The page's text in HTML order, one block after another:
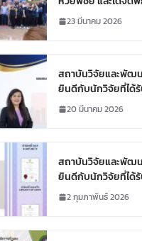
ตกลงความร่วมมือ
23 มีนาคม 2026
สถาบันวิจัยและพัฒ
ยินดีกับนักวิจัยที่ได้รั
ออกลิขสิทธิ์ มหาวิทย
20 มีนาคม 2026
สถาบันวิจัยและพัฒ
ยินดีกับนักวิจัยที่ได้รั
ทรัพย์สินทางปัญญา
2 กุมภาพันธ์ 2026